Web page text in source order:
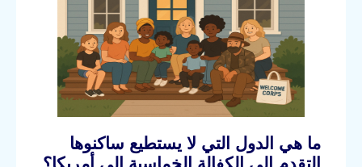
ما هي الدول التي لا يستطيع ساكنوها
التقدم إلى الكفالة الخماسية إلى أمريكا؟